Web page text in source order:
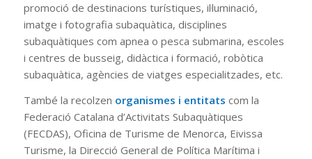
promoció de destinacions turístiques, il·luminació,
imatge i fotografia subaquàtica, disciplines
subaquàtiques com apnea o pesca submarina, escoles
i centres de busseig, didàctica i formació, robòtica
subaquàtica, agències de viatges especialitzades, etc.
També la recolzen organismes i entitats com la
Federació Catalana d’Activitats Subaquàtiques
(FECDAS), Oficina de Turisme de Menorca, Eivissa
Turisme, la Direcció General de Política Marítima i